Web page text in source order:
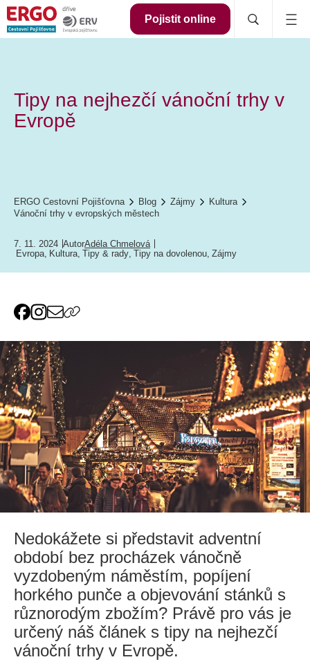
Pojistit online
Tipy na nejhezčí vánoční trhy v
Evropě
ERGO Cestovní Pojišťovna Blog Zájmy
Kultura
Vánoční trhy v evropských městech
7. 11. 2024 AutorAdéla Chmelová
Evropa, Kultura, Tipy & rady, Tipy na dovolenou, Zájmy
Nedokážete si představit adventní
období bez procházek vánočně
vyzdobeným náměstím, popíjení
horkého punče a objevování stánků s
různorodým zbožím? Právě pro vás je
určený náš článek s tipy na nejhezčí
vánoční trhy v Evropě.